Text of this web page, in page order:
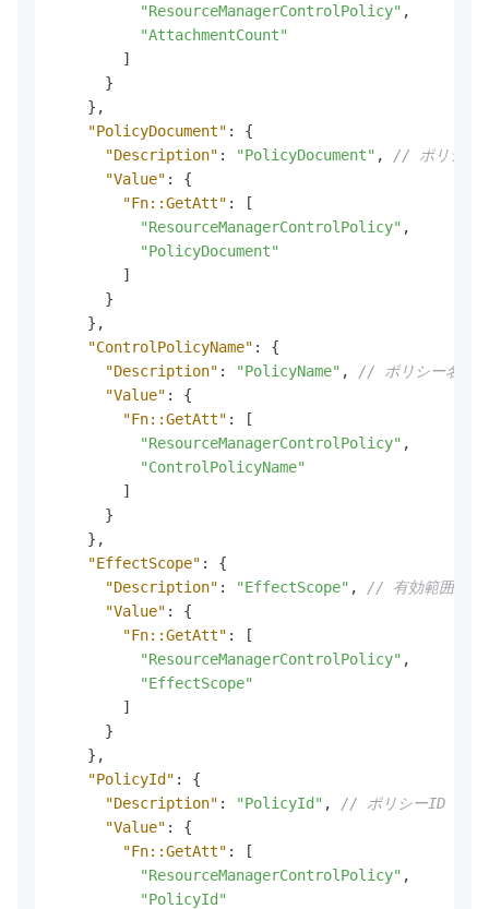
"ResourceManagerControlPolicy" ,
"AttachmentCount"
]
}
} ,
"PolicyDocument" :
{
"Description" : "PolicyDocument" ,
// ポリシー
"Value" :
{
"Fn::GetAtt" :
[
"ResourceManagerControlPolicy" ,
"PolicyDocument"
]
}
} ,
"ControlPolicyName" :
{
"Description" : "PolicyName" ,
// ポリシー名
"Value" :
{
"Fn::GetAtt" :
[
"ResourceManagerControlPolicy" ,
"ControlPolicyName"
]
}
} ,
"EffectScope" :
{
"Description" : "EffectScope" ,
// 有効範囲
"Value" :
{
"Fn::GetAtt" :
[
"ResourceManagerControlPolicy" ,
"EffectScope"
]
}
} ,
"PolicyId" :
{
"Description" : "PolicyId" ,
// ポリシーID
"Value" :
{
"Fn::GetAtt" :
[
"ResourceManagerControlPolicy" ,
"PolicyId"